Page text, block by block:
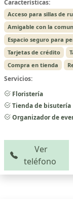
Características:
Acceso para sillas de
Amigable con la
Espacio seguro para
Tarjetas de crédito
Compra en tienda
Servicios:
Floristería
Tienda de bisutería
Organizador de
Ver
teléfono